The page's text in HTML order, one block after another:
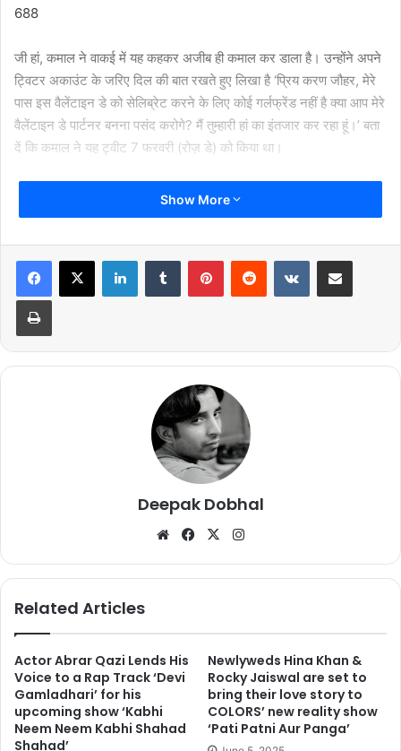
688
जी हां, कमाल ने वाकई में यह कहकर अजीब ही कमाल कर डाला है। उन्होंने अपने
ट्विटर अकाउंट के जरिए दिल की बात रखते हुए लिखा है ‘प्रिय करण जौहर, मेरे
पास इस वैलेंटाइन डे को सेलिब्रेट करने के लिए कोई गर्लफ्रेंड नहीं है क्या आप मेरे
वैलेंटाइन डे पार्टनर बनना पसंद करोगे? मैं तुम्हारी हां का इंतजार कर रहा हूं।’ बता
दें कि कमाल ने यह ट्वीट 7 फरवरी (रोज़ डे) को किया था।
https://twitter.com/RajuKum07432825/status/1093417983
068651520
https://twitter.com/Mukesh_K9/status/1093442083568799
746
https://twitter.com/Sandeep43135501/status/1093553749
253976064
https://twitter.com/Guy_youluv2hate/status/109342176651
https://twitter.com/Chems_Bond/status/109353111848004
https://twitter.com/BanduJoshi1/status/109368231812270
Ask Deepak Kalal out for
#Valentineswill be a great
combination
Show More
Deepak Dobhal
We
te
Fa
bo
X
ra
Related Articles
Actor Abrar Qazi Lends His
Voice to a Rap Track ‘Devi
Gamladhari’ for his
upcoming show ‘Kabhi
Neem Neem Kabhi Shahad
Shahad’
Newlyweds Hina Khan &
Rocky Jaiswal are set to
bring their love story to
COLORS’ new reality show
‘Pati Patni Aur Panga’